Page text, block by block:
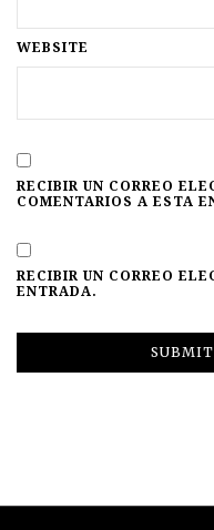
WEBSITE
RECIBIR UN CORREO
COMENTARIOS A ESTA
RECIBIR UN CORREO
ENTRADA.